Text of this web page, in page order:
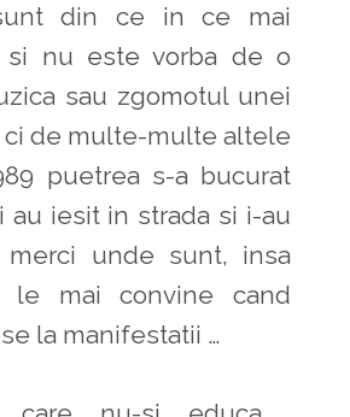
din ce in ce mai
si nu este vorba de o
sau zgomotul unei
ci de multe-multe altele
puetrea s-a bucurat
au iesit in strada si i-au
unde sunt, insa
le mai convine cand
la manifestatii …